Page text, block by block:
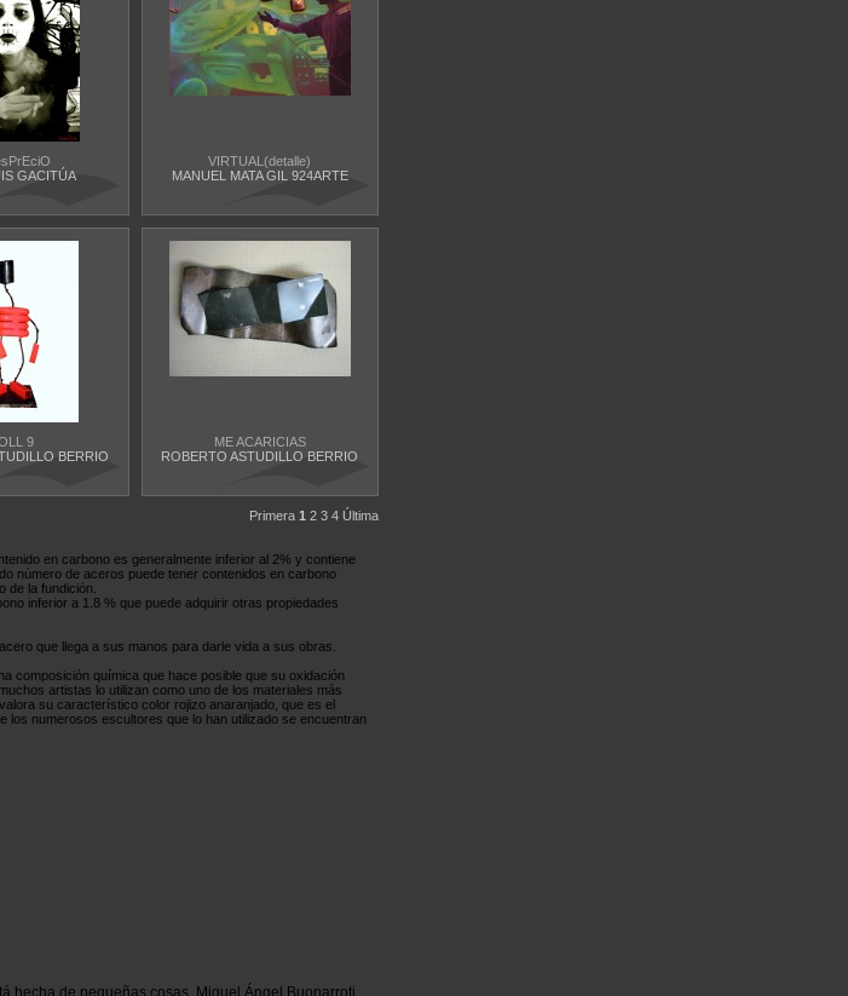
GACITÚA
VIRTUAL(detalle)
MANUEL MATA GIL 924ARTE
9
BERRIO
ME ACARICIAS
ROBERTO ASTUDILLO BERRIO
Primera 1 2 3 4 Última
en carbono es generalmente inferior al 2% y contiene
número de aceros puede tener contenidos en carbono
de la fundición.
inferior a 1.8 % que puede adquirir otras propiedades
que llega a sus manos para darle vida a sus obras.
composición química que hace posible que su oxidación
artistas lo utilizan como uno de los materiales más
su característico color rojizo anaranjado, que es el
los numerosos escultores que lo han utilizado se encuentran
hecha de pequeñas cosas. Miguel Ángel Buonarroti